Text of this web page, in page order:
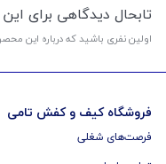
تابحال دیدگاهی برای
اولین نفری باشید که درباره این
فروشگاه کیف و کفش تامی
فرصت‌های شغلی